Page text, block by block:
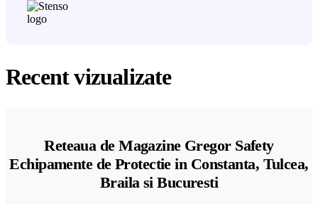
Recent vizualizate
Reteaua de Magazine Gregor Safety
Echipamente de Protectie in Constanta, Tulcea,
Braila si Bucuresti